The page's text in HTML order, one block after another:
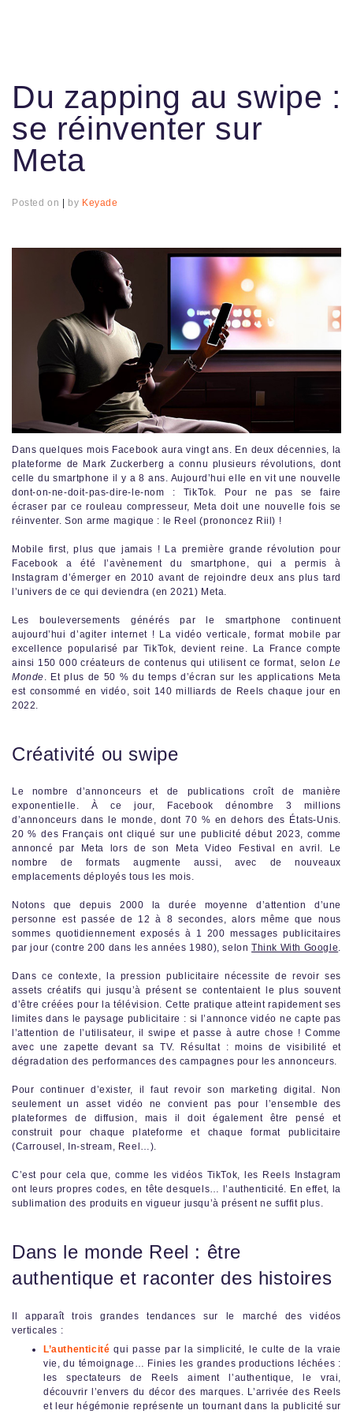
Du zapping au swipe :
se réinventer sur
Meta
Posted on by Keyade
Dans quelques mois Facebook aura vingt ans. En deux décennies, la
plateforme de Mark Zuckerberg a connu plusieurs révolutions, dont
celle du smartphone il y a 8 ans. Aujourd’hui elle en vit une nouvelle
dont-on-ne-doit-pas-dire-le-nom : TikTok. Pour ne pas se faire
écraser par ce rouleau compresseur, Meta doit une nouvelle fois se
réinventer. Son arme magique : le Reel (prononcez Riil) !
Mobile first, plus que jamais ! La première grande révolution pour
Facebook a été l’avènement du smartphone, qui a permis à
Instagram d’émerger en 2010 avant de rejoindre deux ans plus tard
l’univers de ce qui deviendra (en 2021) Meta.
Les bouleversements générés par le smartphone continuent
aujourd’hui d’agiter internet ! La vidéo verticale, format mobile par
excellence popularisé par TikTok, devient reine. La France compte
ainsi 150 000 créateurs de contenus qui utilisent ce format, selon Le
Monde. Et plus de 50 % du temps d’écran sur les applications Meta
est consommé en vidéo, soit 140 milliards de Reels chaque jour en
2022.
Créativité ou swipe
Le nombre d’annonceurs et de publications croît de manière
exponentielle. À ce jour, Facebook dénombre 3 millions
d’annonceurs dans le monde, dont 70 % en dehors des États-Unis.
20 % des Français ont cliqué sur une publicité début 2023, comme
annoncé par Meta lors de son Meta Video Festival en avril. Le
nombre de formats augmente aussi, avec de nouveaux
emplacements déployés tous les mois.
Notons que depuis 2000 la durée moyenne d’attention d’une
personne est passée de 12 à 8 secondes, alors même que nous
sommes quotidiennement exposés à 1 200 messages publicitaires
par jour (contre 200 dans les années 1980), selonThink With Google.
Dans ce contexte, la pression publicitaire nécessite de revoir ses
assets créatifs qui jusqu’à présent se contentaient le plus souvent
d’être créées pour la télévision. Cette pratique atteint rapidement ses
limites dans le paysage publicitaire : si l’annonce vidéo ne capte pas
l’attention de l’utilisateur, il swipe et passe à autre chose ! Comme
avec une zapette devant sa TV. Résultat : moins de visibilité et
dégradation des performances des campagnes pour les annonceurs.
Pour continuer d’exister, il faut revoir son marketing digital. Non
seulement un asset vidéo ne convient pas pour l’ensemble des
plateformes de diffusion, mais il doit également être pensé et
construit pour chaque plateforme et chaque format publicitaire
(Carrousel, In-stream, Reel…).
C’est pour cela que, comme les vidéos TikTok, les Reels Instagram
ont leurs propres codes, en tête desquels… l’authenticité. En effet, la
sublimation des produits en vigueur jusqu’à présent ne suffit plus.
Dans le monde Reel : être
authentique et raconter des histoires
Il apparaît trois grandes tendances sur le marché des vidéos
verticales :
L’authenticité qui passe par la simplicité, le culte de la vraie
vie, du témoignage… Finies les grandes productions léchées :
les spectateurs de Reels aiment l’authentique, le vrai,
découvrir l’envers du décor des marques. L’arrivée des Reels
et leur hégémonie représente un tournant dans la publicité sur